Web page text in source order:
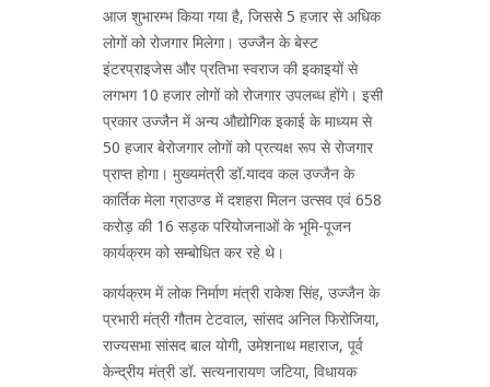
आज शुभारम्भ किया गया है, जिससे 5 हजार से अधिक
लोगों को रोजगार मिलेगा। उज्जैन के बेस्ट
इंटरप्राइजेस और प्रतिभा स्वराज की इकाइयों से
लगभग 10 हजार लोगों को रोजगार उपलब्ध होंगे। इसी
प्रकार उज्जैन में अन्य औद्योगिक इकाई के माध्यम से
50 हजार बेरोजगार लोगों को प्रत्यक्ष रूप से रोजगार
प्राप्त होगा। मुख्यमंत्री डॉ.यादव कल उज्जैन के
कार्तिक मेला ग्राउण्ड में दशहरा मिलन उत्सव एवं 658
करोड़ की 16 सड़क परियोजनाओं के भूमि-पूजन
कार्यक्रम को सम्बोधित कर रहे थे।
कार्यक्रम में लोक निर्माण मंत्री राकेश सिंह, उज्जैन के
प्रभारी मंत्री गौतम टेटवाल, सांसद अनिल फिरोजिया,
राज्यसभा सांसद बाल योगी, उमेशनाथ महाराज, पूर्व
केन्द्रीय मंत्री डॉ. सत्यनारायण जटिया, विधायक